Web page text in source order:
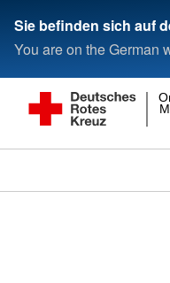
Sie befinden sich auf
You are on the German